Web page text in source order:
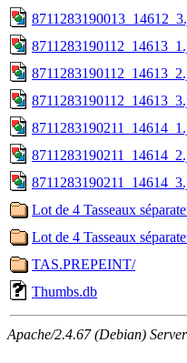
Lot de 4 Tasseaux
Lot de 4 Tasseaux
TAS.PREPEINT/
Thumbs.db
Apache/2.4.67 (Debian)